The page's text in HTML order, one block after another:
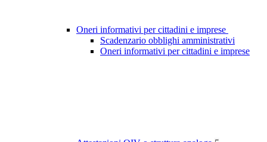
Oneri informativi per cittadini e imprese
Scadenzario obblighi amministrativi
Oneri informativi per cittadini e imprese